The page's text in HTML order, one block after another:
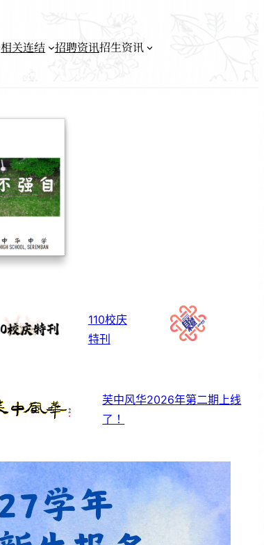
相关连结 招聘资讯招生资讯
110校庆
特刊
芙中风华2026年第二期上线
了！